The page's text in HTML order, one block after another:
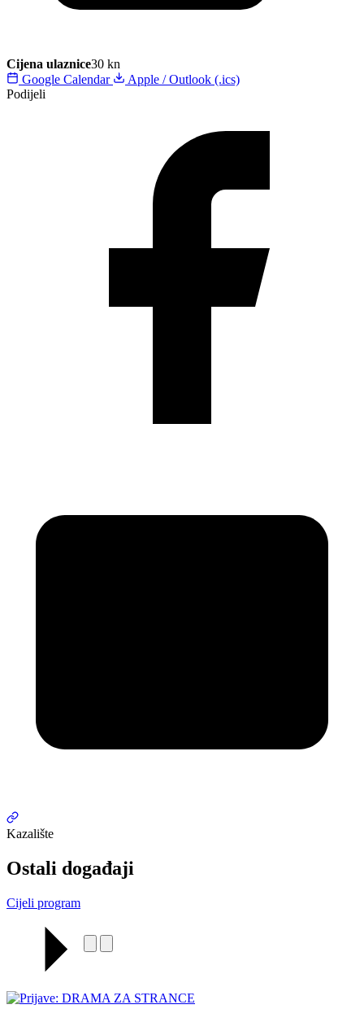
Cijena ulaznice30 kn
Google Calendar
Apple / Outlook (.ics)
Podijeli
Kazalište
Ostali događaji
Cijeli program